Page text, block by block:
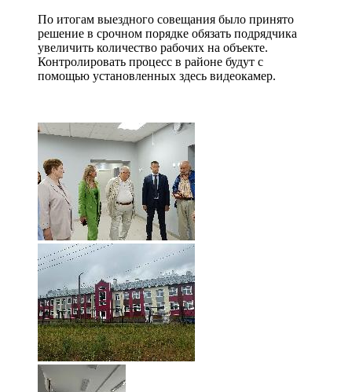
По итогам выездного совещания было принято
решение в срочном порядке обязать подрядчика
увеличить количество рабочих на объекте.
Контролировать процесс в районе будут с
помощью установленных здесь видеокамер.